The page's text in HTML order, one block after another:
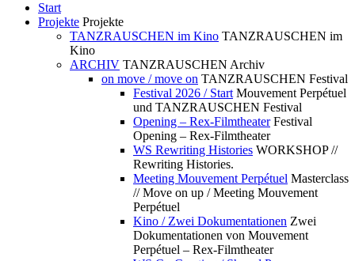
Start
Projekte Projekte
TANZRAUSCHEN im Kino TANZRAUSCHEN im
Kino
ARCHIV TANZRAUSCHEN Archiv
on move / move on TANZRAUSCHEN Festival
Festival 2026 / Start Mouvement Perpétuel
und TANZRAUSCHEN Festival
Opening – Rex-Filmtheater Festival
Opening – Rex-Filmtheater
WS Rewriting Histories WORKSHOP //
Rewriting Histories.
Meeting Mouvement Perpétuel Masterclass
// Move on up / Meeting Mouvement
Perpétuel
Kino / Zwei Dokumentationen Zwei
Dokumentationen von Mouvement
Perpétuel – Rex-Filmtheater